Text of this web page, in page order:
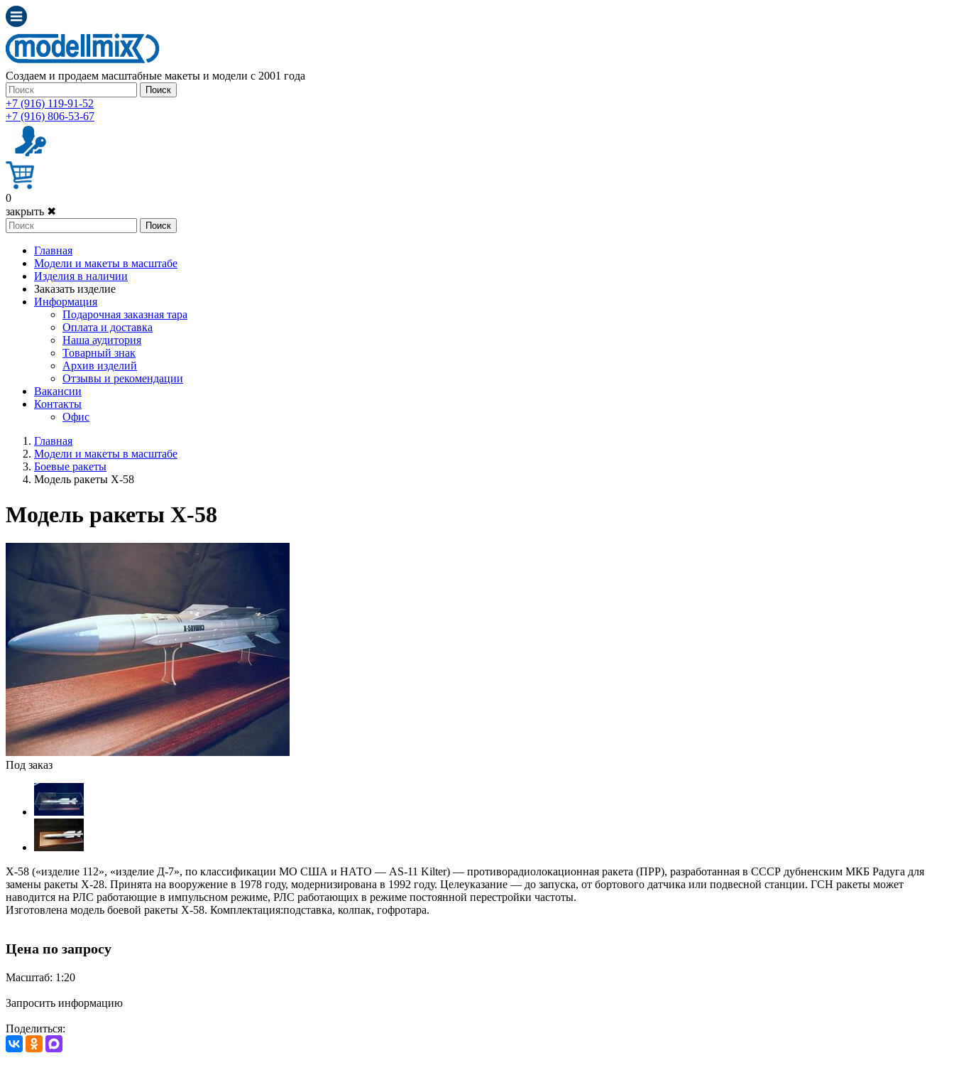
Создаем и продаем масштабные макеты и модели с 2001 года
Поиск
+7 (916) 119-91-52
+7 (916) 806-53-67
0
закрыть ✖
Поиск
Главная
Модели и макеты в масштабе
Изделия в наличии
Заказать изделие
Информация
Подарочная заказная тара
Оплата и доставка
Наша аудитория
Товарный знак
Архив изделий
Отзывы и рекомендации
Вакансии
Контакты
Офис
Главная
Модели и макеты в масштабе
Боевые ракеты
Модель ракеты Х-58
Модель ракеты Х-58
Под заказ
Х-58 («изделие 112», «изделие Д-7», по классификации МО США и НАТО — AS-11 Kilter) — противорадиолокационная ракета (ПРР), разработанная в СССР дубненским МКБ Радуга для
замены ракеты Х-28. Принята на вооружение в 1978 году, модернизирована в 1992 году. Целеуказание — до запуска, от бортового датчика или подвесной станции. ГСН ракеты может
наводится на РЛС работающие в импульсном режиме, РЛС работающих в режиме постоянной перестройки частоты.
Изготовлена модель боевой ракеты Х-58. Комплектация:подставка, колпак, гофротара.
Цена по запросу
Масштаб: 1:20
Запросить информацию
Поделиться: